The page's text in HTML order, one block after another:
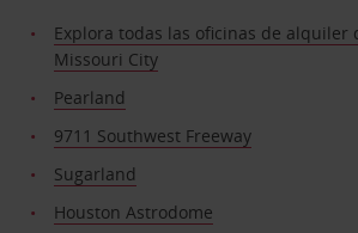
Explora todas las oficinas de alquiler
Missouri City
Pearland
9711 Southwest Freeway
Sugarland
Houston Astrodome